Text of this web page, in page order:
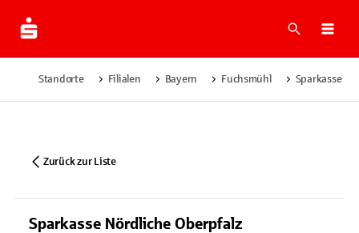
Suche
Standorte Filialen Bayern Fuchsmühl Sparkasse
Zurück zur Liste
Sparkasse Nördliche Oberpfalz